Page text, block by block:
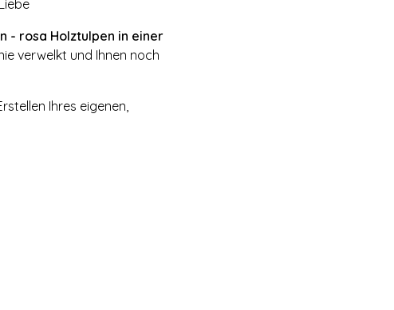
- rosa Holztulpen in einer
verwelkt und Ihnen noch
Ihres eigenen,